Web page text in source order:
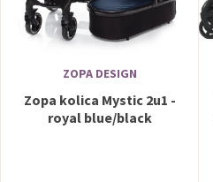
ZOPA DESIGN
Zopa kolica Mystic 2u1 -
royal blue/black